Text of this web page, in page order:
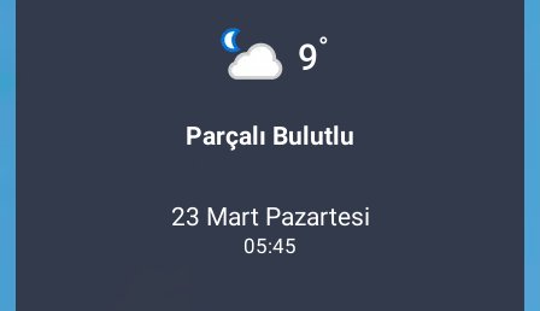
9°
Parçalı Bulutlu
23 Mart Pazartesi
05:45